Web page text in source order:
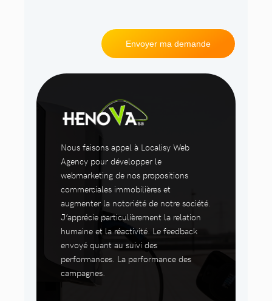
Nous faisons appel à Localisy Web
Agency pour développer le
webmarketing de nos propositions
commerciales immobilières et
augmenter la notoriété de notre société.
J’apprécie particulièrement la relation
humaine et la réactivité. Le feedback
envoyé quant au suivi des
performances. La performance des
campagnes.